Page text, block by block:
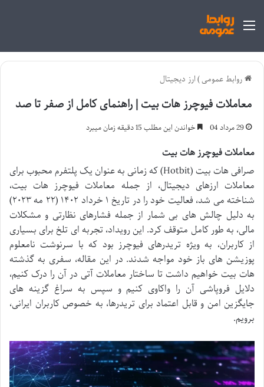
منو
روابط عمومی)ارز دیجیتال
معاملات فیوچرز هات بیت | راهنمای کامل از صفر تا صد
29 مرداد 04 خواندن این مطلب 15 دقیقه زمان میبرد
معاملات فیوچرز هات بیت
صرافی هات بیت (Hotbit) که زمانی به عنوان یک پلتفرم محبوب برای
معاملات ارزهای دیجیتال، از جمله معاملات فیوچرز هات بیت،
شناخته می شد، فعالیت خود را در تاریخ ۱ خرداد ۱۴۰۲ (۲۲ مه ۲۰۲۳)
به دلیل چالش های بی شمار از جمله فشارهای نظارتی و مشکلات
مالی، به طور کامل متوقف کرد. این رویداد، تجربه ای تلخ برای بسیاری
از کاربران، به ویژه تریدرهای فیوچرز بود که با سرنوشت نامعلوم
پوزیشن های باز خود مواجه شدند. در این مقاله، سفری به گذشته
هات بیت خواهیم داشت تا ساختار معاملات آتی در آن را درک کنیم،
دلایل فروپاشی آن را واکاوی کنیم و سپس به سراغ گزینه های
جایگزین امن و قابل اعتماد برای تریدرها، به خصوص کاربران ایرانی،
برویم.